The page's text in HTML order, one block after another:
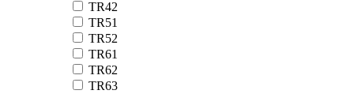
TR42
TR51
TR52
TR61
TR62
TR63